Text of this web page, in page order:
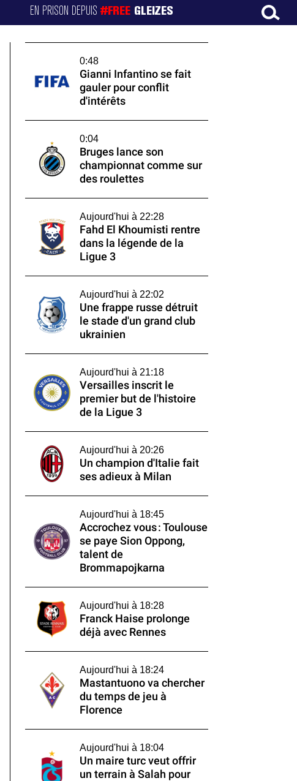
EN PRISON DEPUIS#FREE GLEIZES
0:48
Gianni Infantino se fait
gauler pour conflit
d'intérêts
0:04
Bruges lance son
championnat comme sur
des roulettes
Aujourd'hui à 22:28
Fahd El Khoumisti rentre
dans la légende de la
Ligue 3
Aujourd'hui à 22:02
Une frappe russe détruit
le stade d'un grand club
ukrainien
Aujourd'hui à 21:18
Versailles inscrit le
premier but de l'histoire
de la Ligue 3
Aujourd'hui à 20:26
Un champion d'Italie fait
ses adieux à Milan
Aujourd'hui à 18:45
Accrochez vous : Toulouse
se paye Sion Oppong,
talent de
Brommapojkarna
Aujourd'hui à 18:28
Franck Haise prolonge
déjà avec Rennes
Aujourd'hui à 18:24
Mastantuono va chercher
du temps de jeu à
Florence
Aujourd'hui à 18:04
Un maire turc veut offrir
un terrain à Salah pour